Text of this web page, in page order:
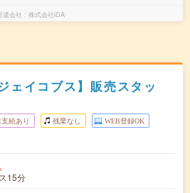
遣会社 株式会社iDA
ェイコブス】販売スタッ
給あり 残業なし WEB登録OK
15分